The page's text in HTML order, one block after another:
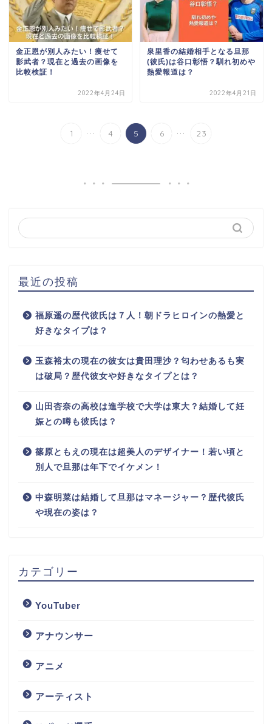
金正恩が別人みたい！痩せて
影武者？現在と過去の画像を
比較検証！
2022年4月24日
泉里香の結婚相手となる旦那
(彼氏)は谷口彰悟？馴れ初めや
熱愛報道は？
2022年4月21日
1 ... 4 5 6 ... 23
最近の投稿
福原遥の歴代彼氏は７人！朝ドラヒロインの熱愛と
好きなタイプは？
玉森裕太の現在の彼女は貴田理沙？匂わせあるも実
は破局？歴代彼女や好きなタイプとは？
山田杏奈の高校は進学校で大学は東大？結婚して妊
娠との噂も彼氏は？
篠原ともえの現在は超美人のデザイナー！若い頃と
別人で旦那は年下でイケメン！
中森明菜は結婚して旦那はマネージャー？歴代彼氏
や現在の姿は？
カテゴリー
YouTuber
アナウンサー
アニメ
アーティスト